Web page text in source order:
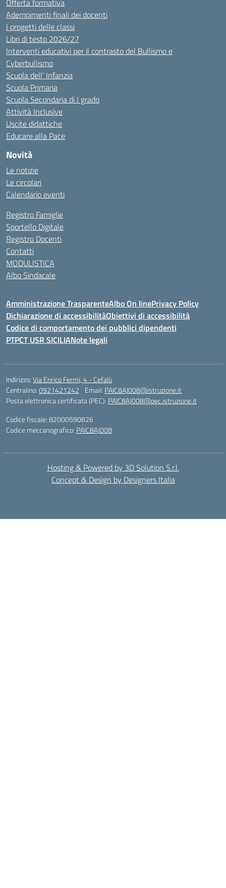
Offerta formativa
Adempimenti finali dei docenti
I progetti delle classi
Libri di testo 2026/27
Interventi educativi per il contrasto del Bullismo e
Cyberbullismo
Scuola dell’ Infanzia
Scuola Primaria
Scuola Secondaria di I grado
Attività Inclusive
Uscite didattiche
Educare alla Pace
Novità
Le notizie
Le circolari
Calendario eventi
Registro Famiglie
Sportello Digitale
Registro Docenti
Contatti
MODULISTICA
Albo Sindacale
Amministrazione TrasparenteAlbo On linePrivacy Policy
Dichiarazione di accessibilitàObiettivi di accessibilità
Codice di comportamento dei pubblici dipendenti
PTPCT USR SICILIANote legali
Indirizzo:Via Enrico Fermi, 4 - Cefalù
Centralino:0921421242 Email: PAIC8AJ008@istruzione.it
Posta elettronica certificata (PEC): PAIC8AJ008@pec.istruzione.it
Codice fiscale: 82000590826
Codice meccanografico: PAIC8AJ008
Hosting & Powered by 3D Solution S.r.l.
Concept & Design by Designers Italia